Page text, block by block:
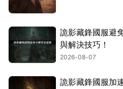
詭影藏鋒國服避
與解決技巧！
2026-08-07
詭影藏鋒國服加